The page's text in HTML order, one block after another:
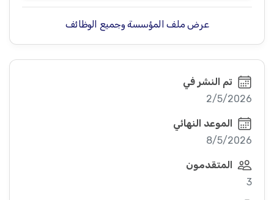
عرض ملف المؤسسة وجميع الوظائف
تم النشر في
2/5/2026
الموعد النهائي
8/5/2026
المتقدمون
3